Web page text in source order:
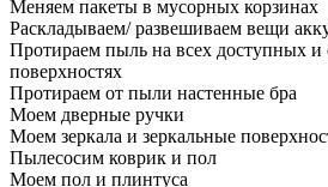
Меняем пакеты в мусорных корзинах
Раскладываем/ развешиваем вещи
Протираем пыль на всех доступных и
поверхностях
Протираем от пыли настенные бра
Моем дверные ручки
Моем зеркала и зеркальные
Пылесосим коврик и пол
Моем пол и плинтуса